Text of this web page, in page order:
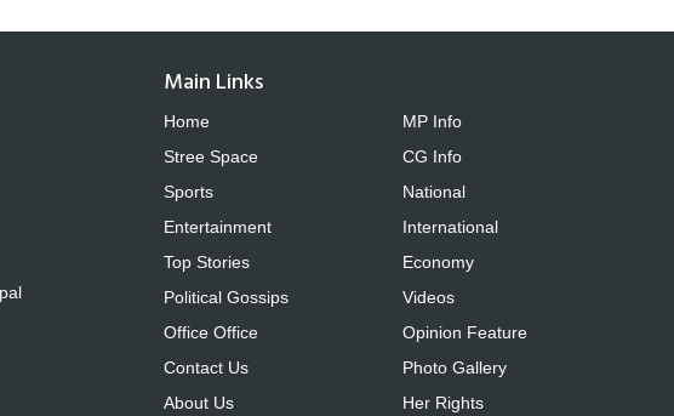
Main Links
Home
Stree Space
Sports
Entertainment
Top Stories
Political Gossips
Office Office
Contact Us
About Us
MP Info
CG Info
National
International
Economy
Videos
Opinion Feature
Photo Gallery
Her Rights